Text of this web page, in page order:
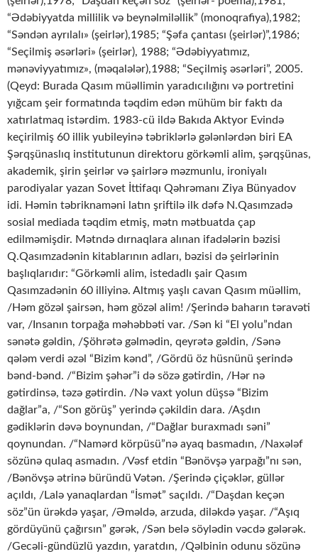
“Ədəbiyyatda millilik və beynəlmiləllik” (monoqrafiya),1982;
“Səndən ayrılalı» (şeirlər),1985; “Şəfa çantası (şeirlər)”,1986;
“Seçilmiş əsərləri» (şeirlər), 1988; “Ədəbiyyatımız,
mənəviyyatımız», (məqalələr),1988; “Seçilmiş əsərləri”, 2005.
(Qeyd: Burada Qasım müəllimin yaradıcılığını və portretini
yığcam şeir formatında təqdim edən mühüm bir faktı da
xatırlatmaq istərdim. 1983-cü ildə Bakıda Aktyor Evində
keçirilmiş 60 illik yubileyinə təbriklərlə gələnlərdən biri EA
Şərqşünaslıq institutunun direktoru görkəmli alim, şərqşünas,
akademik, şirin şeirlər və şairlərə məzmunlu, ironiyalı
parodiyalar yazan Sovet İttifaqı Qəhrəmanı Ziya Bünyadov
idi. Həmin təbriknaməni latın şriftilə ilk dəfə N.Qasımzadə
sosial mediada təqdim etmiş, mətn mətbuatda çap
edilməmişdir. Mətndə dırnaqlara alınan ifadələrin bəzisi
Q.Qasımzadənin kitablarının adları, bəzisi də şeirlərinin
başlıqlarıdır: “Görkəmli alim, istedadlı şair Qasım
Qasımzadənin 60 illiyinə. Altmış yaşlı cavan Qasım müəllim,
/Həm gözəl şairsən, həm gözəl alim! /Şerində baharın təravəti
var, /Insanın torpağa məhəbbəti var. /Sən ki “El yolu”ndan
sənətə gəldin, /Şöhrətə gəlmədin, qeyrətə gəldin, /Sənə
qələm verdi əzəl “Bizim kənd”, /Gördü öz hüsnünü şerində
bənd-bənd. /“Bizim şəhər”i də sözə gətirdin, /Hər nə
gətirdinsə, təzə gətirdin. /Nə vaxt yolun düşsə “Bizim
dağlar”a, /“Son görüş” yerində çəkildin dara. /Aşdın
gədiklərin dəvə boynundan, /“Dağlar buraxmadı səni”
qoynundan. /“Namərd körpüsü”nə ayaq basmadın, /Naxələf
sözünə qulaq asmadın. /Vəsf etdin “Bənövşə yarpağı”nı sən,
/Bənövşə ətrinə büründü Vətən. /Şerində çiçəklər, güllər
açıldı, /Lalə yanaqlardan “İsmət” saçıldı. /“Daşdan keçən
söz”ün ürəkdə yaşar, /Əməldə, arzuda, diləkdə yaşar. /“Aşıq
gördüyünü çağırsın” gərək, /Sən belə söylədin vəcdə gələrək.
/Gecəli-gündüzlü yazdın, yaratdın, /Qəlbinin odunu sözünə